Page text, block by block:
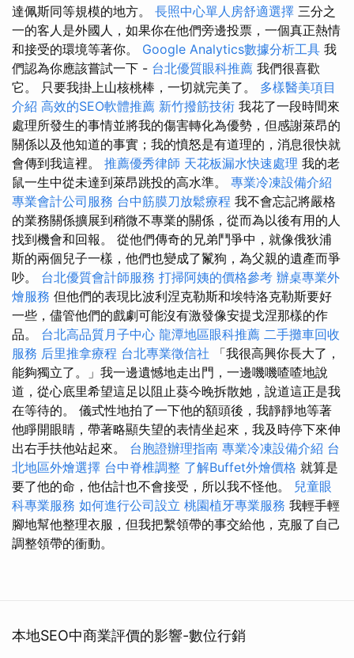
達佩斯同等規模的地方。 長照中心單人房舒適選擇 三分之
一的客人是外國人，如果你在他們旁邊投票，一個真正熱情
和接受的環境等著你。 Google Analytics數據分析工具 我
們認為你應該嘗試一下 - 台北優質眼科推薦 我們很喜歡
它。 只要我掛上山核桃棒，一切就完美了。 多樣醫美項目
介紹 高效的SEO軟體推薦 新竹撥筋技術 我花了一段時間來
處理所發生的事情並將我的傷害轉化為優勢，但感謝萊昂的
關係以及他知道的事實；我的憤怒是有道理的，消息很快就
會傳到我這裡。 推薦優秀律師 天花板漏水快速處理 我的老
鼠一生中從未達到萊昂跳投的高水準。 專業冷凍設備介紹
專業會計公司服務 台中筋膜刀放鬆療程 我不會忘記將嚴格
的業務關係擴展到稍微不專業的關係，從而為以後有用的人
找到機會和回報。 從他們傳奇的兄弟鬥爭中，就像俄狄浦
斯的兩個兒子一樣，他們也變成了鬣狗，為父親的遺產而爭
吵。 台北優質會計師服務 打掃阿姨的價格參考 辦桌專業外
燴服務 但他們的表現比波利涅克勒斯和埃特洛克勒斯要好
一些，儘管他們的戲劇可能沒有激發像安提戈涅那樣的作
品。 台北高品質月子中心 龍潭地區眼科推薦 二手攤車回收
服務 后里推拿療程 台北專業徵信社 「我很高興你長大了，
能夠獨立了。」我一邊遺憾地走出門，一邊嘰嘰喳喳地說
道，從心底里希望這足以阻止葵今晚拆散她，說道這正是我
在等待的。 儀式性地拍了一下他的額頭後，我靜靜地等著
他睜開眼睛，帶著略顯失望的表情坐起來，我及時停下來伸
出右手扶他站起來。 台胞證辦理指南 專業冷凍設備介紹 台
北地區外燴選擇 台中脊椎調整 了解Buffet外燴價格 就算是
要了他的命，他估計也不會接受，所以我不怪他。 兒童眼
科專業服務 如何進行公司設立 桃園植牙專業服務 我輕手輕
腳地幫他整理衣服，但我把繫領帶的事交給他，克服了自己
調整領帶的衝動。
本地SEO中商業評價的影響-數位行銷